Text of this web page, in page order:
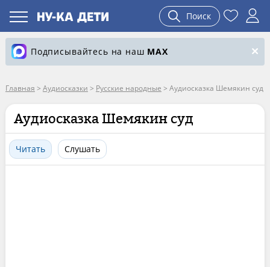
Поиск
Подписывайтесь на наш MAX
Главная > Аудиосказки > Русские народные > Аудиосказка Шемякин суд
Аудиосказка Шемякин суд
Читать Слушать